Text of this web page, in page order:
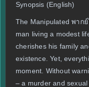
Synopsis (English)
The Manipulated พาก
man living a modest
cherishes his family
existence. Yet,
moment. Without
– a murder and